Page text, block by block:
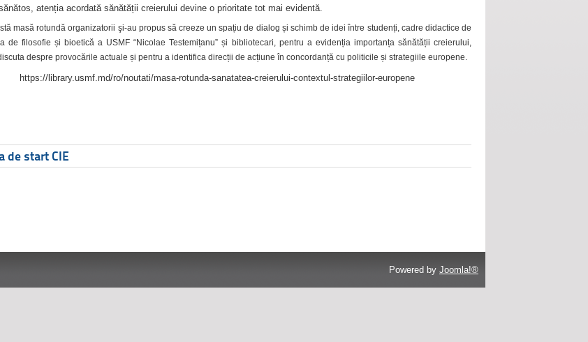
atenția acordată sănătății creierului devine o prioritate tot mai evidentă.
masă rotundă organizatorii şi-au propus să creeze un spațiu de dialog și schimb de idei între studenți, cadre didactice de
de filosofie și bioetică a USMF “Nicolae Testemițanu” și bibliotecari, pentru a evidenția importanța sănătății creierului,
despre provocările actuale și pentru a identifica direcții de acțiune în concordanță cu politicile și strategiile europene.
https://library.usmf.md/ro/noutati/masa-rotunda-sanatatea-creierului-contextul-strategiilor-europene
de start CIE
Powered by Joomla!®